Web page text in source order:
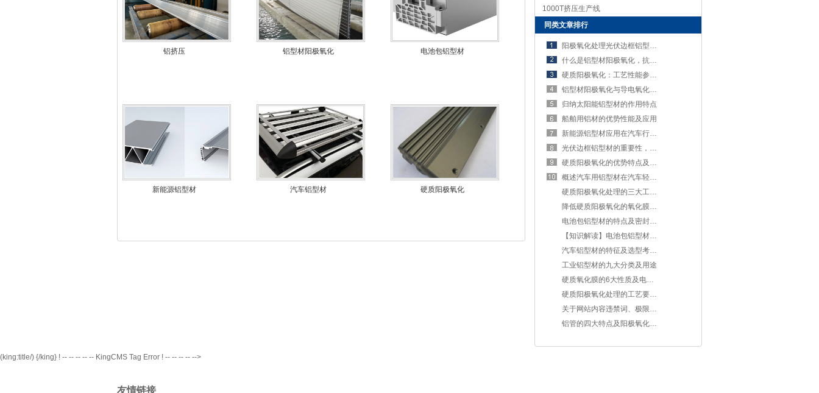
铝挤压 铝型材阳极氧化 电池包铝型材
新能源铝型材 汽车铝型材 硬质阳极氧化
1000T挤压生产线
同类文章排行
阳极氧化处理光伏边框铝型材的五大优势
什么是铝型材阳极氧化，抗腐蚀技术原理介绍
硬质阳极氧化：工艺性能参数及六大特点
铝型材阳极氧化与导电氧化：定义与区别
归纳太阳能铝型材的作用特点
船舶用铝材的优势性能及应用
新能源铝型材应用在汽车行业的优势
光伏边框铝型材的重要性，不可错过！！！
硬质阳极氧化的优势特点及应用
概述汽车用铝型材在汽车轻量化进程中占有的优势
硬质阳极氧化处理的三大工艺要求
降低硬质阳极氧化的氧化膜的溶解性的措施
电池包铝型材的特点及密封设计的重要性
【知识解读】电池包铝型材的特点及工艺要求
汽车铝型材的特征及选型考虑要素
工业铝型材的九大分类及用途
硬质氧化膜的6大性质及电解方法，了解吗
硬质阳极氧化处理的工艺要求讲解
关于网站内容违禁词、极限词失效说明
铝管的四大特点及阳极氧化处理的五个步骤
(king:title/) {/king} ! -- -- -- -- -- KingCMS Tag Error ! -- -- -- -- -->
友情链接